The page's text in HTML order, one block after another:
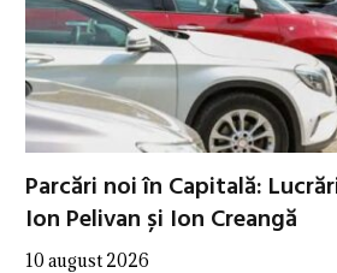
Parcări noi în Capitală:
Ion Pelivan și Ion Creangă
10 august 2026